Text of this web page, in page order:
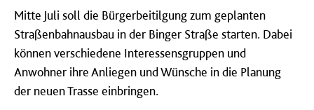
Mitte Juli soll die Bürgerbeitilgung zum geplanten
Straßenbahnausbau in der Binger Straße starten. Dabei
können verschiedene Interessensgruppen und
Anwohner ihre Anliegen und Wünsche in die Planung
der neuen Trasse einbringen.